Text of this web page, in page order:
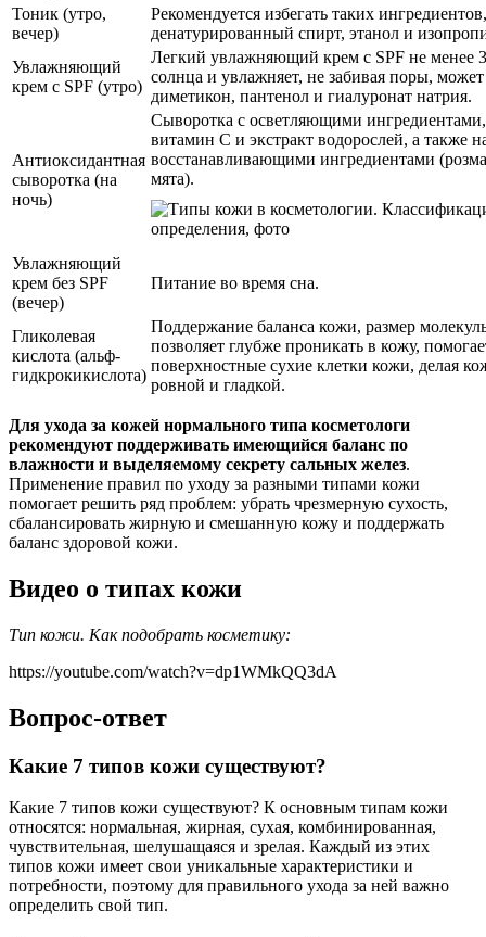
Тоник (утро,
вечер)
Рекомендуется избегать таких
денатурированный спирт, этанол и
Увлажняющий
крем с SPF (утро)
Легкий увлажняющий крем с SPF не менее
солнца и увлажняет, не забивая поры,
диметикон, пантенол и гиалуронат натрия.
Антиоксидантная
сыворотка (на
ночь)
Сыворотка с осветляющими
витамин С и экстракт водорослей, а также
восстанавливающими ингредиентами
мята).
Увлажняющий
крем без SPF
(вечер)
Питание во время сна.
Гликолевая
кислота (альф-
гидкрокикислота)
Поддержание баланса кожи, размер
позволяет глубже проникать в кожу,
поверхностные сухие клетки кожи, делая
ровной и гладкой.
Для ухода за кожей нормального типа косметологи
рекомендуют поддерживать имеющийся баланс по
влажности и выделяемому секрету сальных желез.
Применение правил по уходу за разными типами кожи
помогает решить ряд проблем: убрать чрезмерную сухость,
сбалансировать жирную и смешанную кожу и поддержать
баланс здоровой кожи.
Видео о типах кожи
Тип кожи. Как подобрать косметику:
https://youtube.com/watch?v=dp1WMkQQ3dA
Вопрос-ответ
Какие 7 типов кожи существуют?
Какие 7 типов кожи существуют? К основным типам кожи
относятся: нормальная, жирная, сухая, комбинированная,
чувствительная, шелушащаяся и зрелая. Каждый из этих
типов кожи имеет свои уникальные характеристики и
потребности, поэтому для правильного ухода за ней важно
определить свой тип.